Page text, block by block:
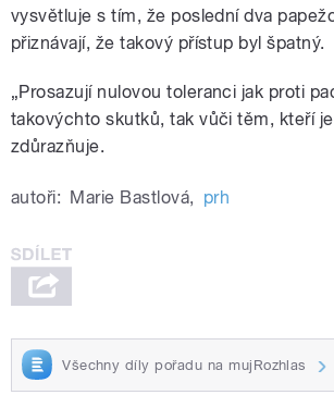
vysvětluje s tím, že poslední dva
přiznávají, že takový přístup byl špatný.
„Prosazují nulovou toleranci jak proti
takovýchto skutků, tak vůči těm, kteří je
zdůrazňuje.
autoři: Marie Bastlová, prh
Všechny díly pořadu na mujRozhlas